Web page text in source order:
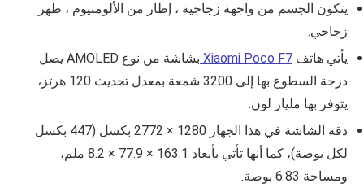
يتكون الجسم من واجهة زجاجية ، إطار من الألومنيوم ، ظهر
زجاجي.
يأتي هاتف Xiaomi Poco F7 بشاشة من نوع
AMOLED يصل
درجة السطوع بها إلى 3200 شمعة بمعدل تحديث 120 هرتز،
يتوفر بها مليار لون.
دقة الشاشة في هذا الجهاز 1280 × 2772 بكسل (447 بكسل
لكل بوصة)، كما أنها تأتي بأبعاد 163.1 × 77.9 × 8.2 ملم،
ومساحة 6.83 بوصة.